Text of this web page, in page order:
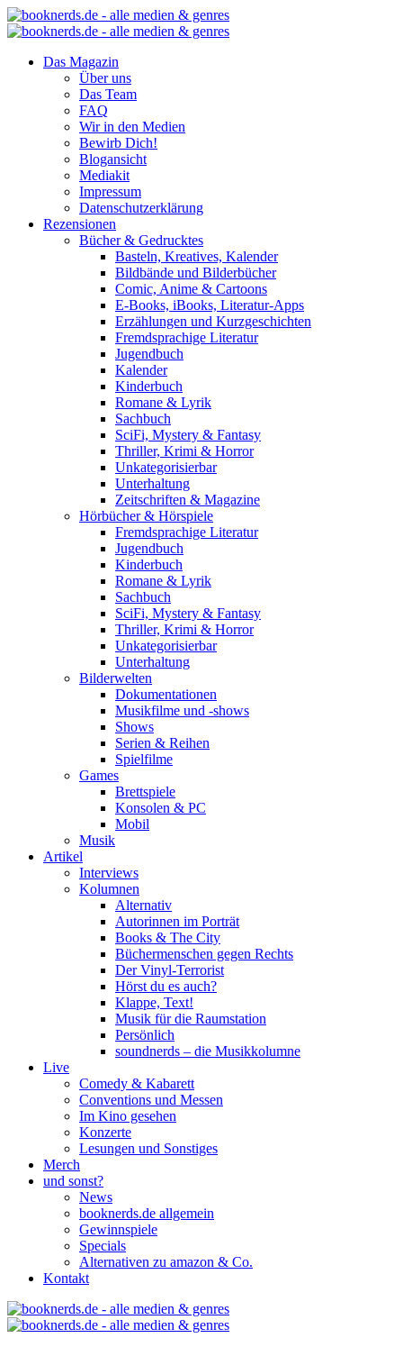
Das Magazin
Über uns
Das Team
FAQ
Wir in den Medien
Bewirb Dich!
Blogansicht
Mediakit
Impressum
Datenschutzerklärung
Rezensionen
Bücher & Gedrucktes
Basteln, Kreatives, Kalender
Bildbände und Bilderbücher
Comic, Anime & Cartoons
E-Books, iBooks, Literatur-Apps
Erzählungen und Kurzgeschichten
Fremdsprachige Literatur
Jugendbuch
Kalender
Kinderbuch
Romane & Lyrik
Sachbuch
SciFi, Mystery & Fantasy
Thriller, Krimi & Horror
Unkategorisierbar
Unterhaltung
Zeitschriften & Magazine
Hörbücher & Hörspiele
Fremdsprachige Literatur
Jugendbuch
Kinderbuch
Romane & Lyrik
Sachbuch
SciFi, Mystery & Fantasy
Thriller, Krimi & Horror
Unkategorisierbar
Unterhaltung
Bilderwelten
Dokumentationen
Musikfilme und -shows
Shows
Serien & Reihen
Spielfilme
Games
Brettspiele
Konsolen & PC
Mobil
Musik
Artikel
Interviews
Kolumnen
Alternativ
Autorinnen im Porträt
Books & The City
Büchermenschen gegen Rechts
Der Vinyl-Terrorist
Hörst du es auch?
Klappe, Text!
Musik für die Raumstation
Persönlich
soundnerds – die Musikkolumne
Live
Comedy & Kabarett
Conventions und Messen
Im Kino gesehen
Konzerte
Lesungen und Sonstiges
Merch
und sonst?
News
booknerds.de allgemein
Gewinnspiele
Specials
Alternativen zu amazon & Co.
Kontakt